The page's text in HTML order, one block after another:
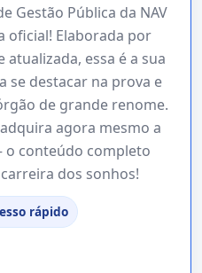
Gestão Pública da NAV
oficial! Elaborada por
essa é a sua
se destacar na prova e
de grande renome.
agora mesmo a
o conteúdo completo
dos sonhos!
rápido